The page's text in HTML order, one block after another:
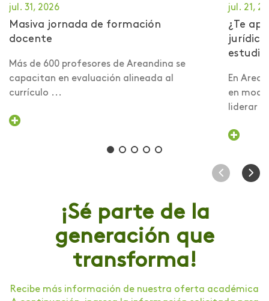
jul. 31, 2026
Masiva jornada de formación
docente
Más de 600 profesores de Areandina se
capacitan en evaluación alineada al
currículo ...
jul. 21,
¿Te
En
en
liderar
¡Sé parte de la
generación que
transforma!
Recibe más información de nuestra oferta académica